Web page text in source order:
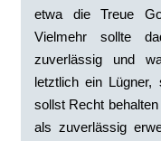
etwa die Treue
Vielmehr sollte
zuverlässig und
letztlich ein
sollst Recht
als zuverlässig